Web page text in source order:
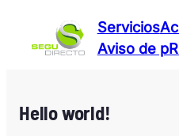
Servicios
Aviso de
Hello world!